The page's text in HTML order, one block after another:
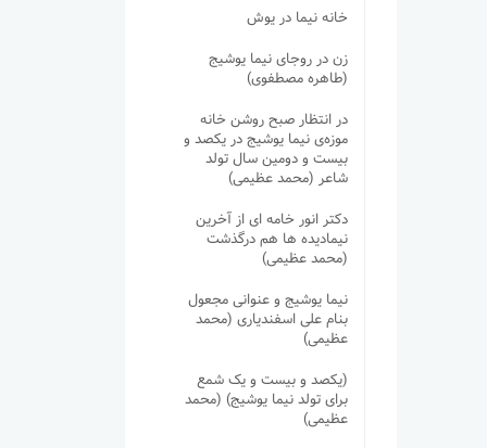
خانه نیما در یوش
زن در روجای نیما یوشیج
(طاهره مصطفوی)
در انتظار صبح روشن خانه
موزه‌ی نیما یوشیج در یکصد و
بیست و دومین سال تولد
شاعر (محمد عظیمی)
دکتر انور خامه ای از آخرین
نیمادیده ها هم درگذشت
(محمد عظیمی)
نیما یوشیج و عنوانی مجعول
بنام علی اسفندیاری (محمد
عظیمی)
(یکصد و بیست و یک شمع
برای تولد نیما یوشیج) (محمد
عظیمی)